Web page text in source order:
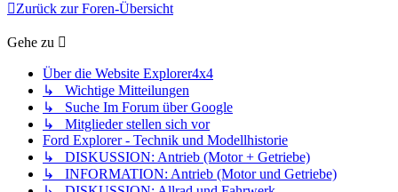
Zurück zur Foren-Übersicht
Gehe zu
Über die Website Explorer4x4
↳ Wichtige Mitteilungen
↳ Suche Im Forum über Google
↳ Mitglieder stellen sich vor
Ford Explorer - Technik und Modellhistorie
↳ DISKUSSION: Antrieb (Motor + Getriebe)
↳ INFORMATION: Antrieb (Motor und Getriebe)